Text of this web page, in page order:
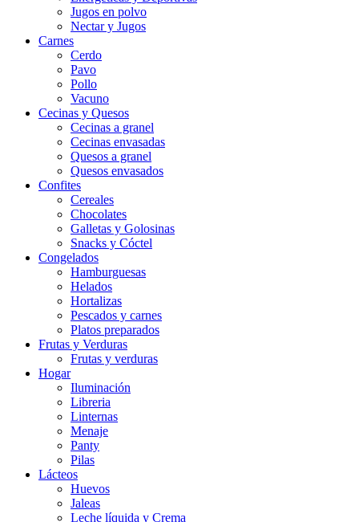
Jugos en polvo
Nectar y Jugos
Carnes
Cerdo
Pavo
Pollo
Vacuno
Cecinas y Quesos
Cecinas a granel
Cecinas envasadas
Quesos a granel
Quesos envasados
Confites
Cereales
Chocolates
Galletas y Golosinas
Snacks y Cóctel
Congelados
Hamburguesas
Helados
Hortalizas
Pescados y carnes
Platos preparados
Frutas y Verduras
Frutas y verduras
Hogar
Iluminación
Libreria
Linternas
Menaje
Panty
Pilas
Lácteos
Huevos
Jaleas
Leche líquida y Crema